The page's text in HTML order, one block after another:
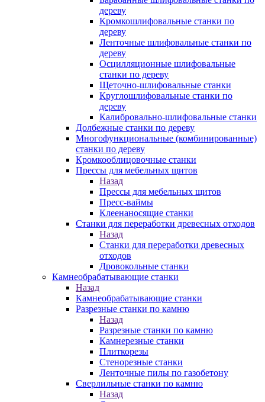
дереву
Кромкошлифовальные станки по
дереву
Ленточные шлифовальные станки по
дереву
Осцилляционные шлифовальные
станки по дереву
Щеточно-шлифовальные станки
Круглошлифовальные станки по
дереву
Калибровально-шлифовальные станки
Долбежные станки по дереву
Многофункциональные (комбинированные)
станки по дереву
Кромкооблицовочные станки
Прессы для мебельных щитов
Назад
Прессы для мебельных щитов
Пресс-ваймы
Клеенаносящие станки
Станки для переработки древесных отходов
Назад
Станки для переработки древесных
отходов
Дровокольные станки
Камнеобрабатывающие станки
Назад
Камнеобрабатывающие станки
Разрезные станки по камню
Назад
Разрезные станки по камню
Камнерезные станки
Плиткорезы
Стенорезные станки
Ленточные пилы по газобетону
Сверлильные станки по камню
Назад